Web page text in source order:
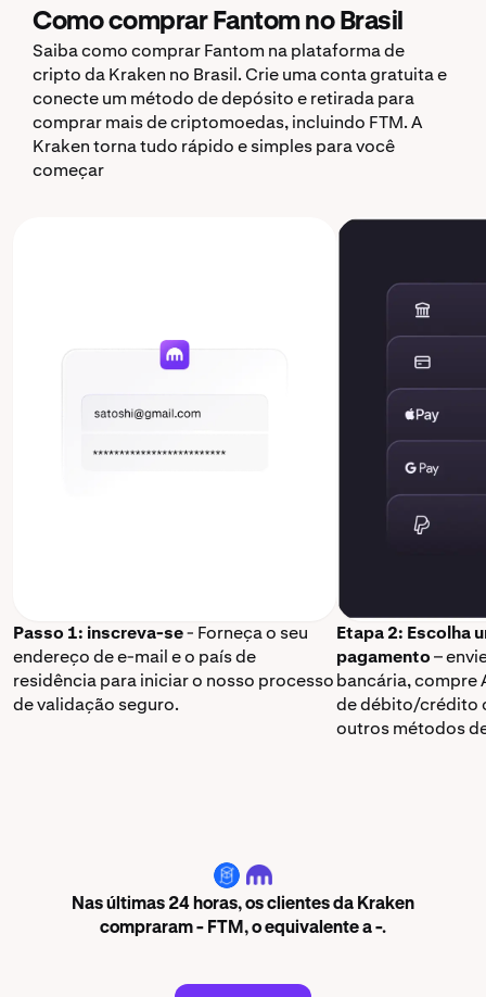
Como comprar Fantom no Brasil
Saiba como comprar Fantom na plataforma de
cripto da Kraken no Brasil. Crie uma conta gratuita e
conecte um método de depósito e retirada para
comprar mais de criptomoedas, incluindo FTM. A
Kraken torna tudo rápido e simples para você
começar
Passo 1: inscreva-se- Forneça o seu
endereço de e-mail e o país de
residência para iniciar o nosso processo
de validação seguro.
Etapa 2: Escolha
pagamento–
bancária, compre
de débito/crédito
outros métodos
FTM
Nas últimas 24 horas, os clientes da Kraken
compraram - FTM, o equivalente a -.